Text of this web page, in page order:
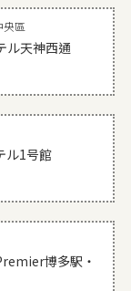
央區
ル天神西通
ル1号館
博多駅・